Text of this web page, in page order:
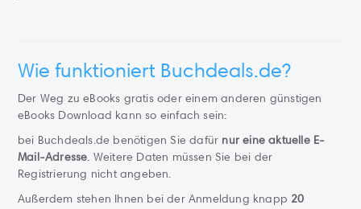
Wie funktioniert Buchdeals.de?
Der Weg zu eBooks gratis oder einem anderen günstigen
eBooks Download kann so einfach sein:
bei Buchdeals.de benötigen Sie dafür nur eine aktuelle E-
Mail-Adresse . Weitere Daten müssen Sie bei der
Registrierung nicht angeben.
Außerdem stehen Ihnen bei der Anmeldung knapp 20